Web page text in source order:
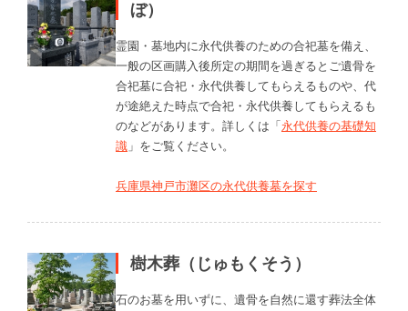
ぼ）
霊園・墓地内に永代供養のための合祀墓を備え、
一般の区画購入後所定の期間を過ぎるとご遺骨を
合祀墓に合祀・永代供養してもらえるものや、代
が途絶えた時点で合祀・永代供養してもらえるも
のなどがあります。詳しくは「永代供養の基礎知
識 」をご覧ください。
兵庫県神戸市灘区の永代供養墓を探す
樹木葬（じゅもくそう）
石のお墓を用いずに、遺骨を自然に還す葬法全体